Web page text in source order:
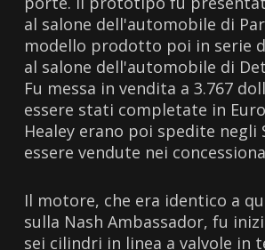
al salone dell'automobile di
modello prodotto poi in serie
al salone dell'automobile di
Fu messa in vendita a 3.767
essere stati completate in
Healey erano poi spedite
essere vendute nei
Il motore, che era identico a
sulla Nash Ambassador, fu
sei cilindri in linea a valvole in